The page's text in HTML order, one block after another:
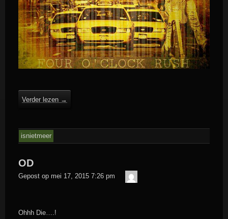
Verder lezen →
isnietmeer
OD
Gepost op mei 17, 2015 7:26 pm
Ohhh Die….!